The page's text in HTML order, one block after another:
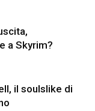
a Skyrim?
il soulslike di